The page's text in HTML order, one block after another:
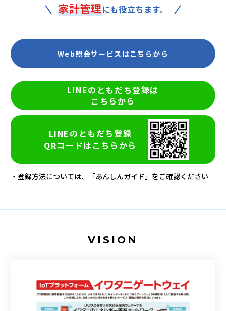
家計管理にも役立ちます。
Web照会サービスはこちらから
LINEのともだち登録は
こちらから
LINEのともだち登録
QRコードはこちらから
登録方法については、「あんしんガイド」をご確認ください
VISION